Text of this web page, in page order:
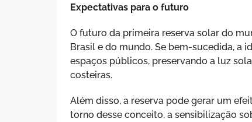
Expectativas para o futuro
O futuro da primeira reserva solar do
Brasil e do mundo. Se bem-sucedida, a
espaços públicos, preservando a luz
costeiras.
Além disso, a reserva pode gerar um
torno desse conceito, a sensibilização